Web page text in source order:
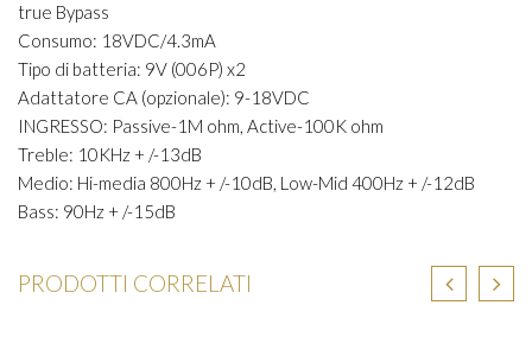
true Bypass
Consumo: 18VDC/4.3mA
Tipo di batteria: 9V (006P) x2
Adattatore CA (opzionale): 9-18VDC
INGRESSO: Passive-1M ohm, Active-100K ohm
Treble: 10KHz + /-13dB
Medio: Hi-media 800Hz + /-10dB, Low-Mid 400Hz + /-12dB
Bass: 90Hz + /-15dB
PRODOTTI CORRELATI